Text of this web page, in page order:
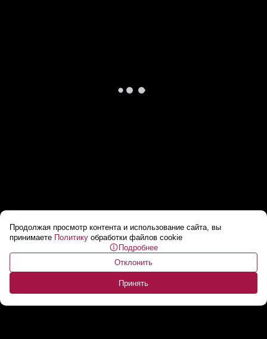
Продолжая просмотр контента и использование сайта, вы
принимаете Политику обработки файлов cookie
Подробнее
Отклонить
Принять
Лавров: Кто-то отказался даже там
появиться! // Реакция Запада на удар ВСУ по